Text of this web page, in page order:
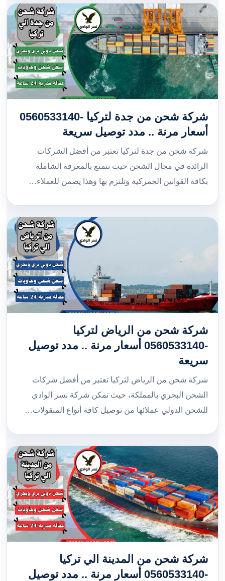
شركة شحن من جدة لتركيا -0560533140
أسعار مرنة .. مدد توصيل سريعة
شركة شحن من جدة لتركيا تعتبر من أفضل الشركات
الرائدة في مجال الشحن حيث تتمتع بالمعرفة الشاملة
بكافة القوانين الجمركية وتلتزم بها وهذا يضمن للعملاء…
شركة شحن من الرياض لتركيا
-0560533140 أسعار مرنة .. مدد توصيل
سريعة
شركة شحن من الرياض لتركيا تعتبر من أفضل شركات
الشحن البحري بالمملكة، حيث تمكن شركة نسر الوادي
للشحن الدولي عملائها من توصيل كافة أنواع المنقولات…
شركة شحن من المدينة الي تركيا
-0560533140 أسعار مرنة .. مدد توصيل